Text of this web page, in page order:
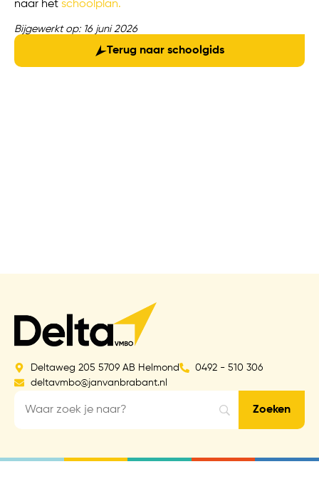
naar het schoolplan.
Bijgewerkt op: 16 juni 2026
Terug naar schoolgids
Deltaweg 205 5709 AB Helmond
0492 - 510 306
deltavmbo@janvanbrabant.nl